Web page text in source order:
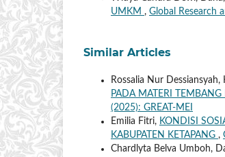
UMKM , Global Research
Similar Articles
Rossalia Nur Dessiansyah,
PADA MATERI TEMBANG
(2025): GREAT-MEI
Emilia Fitri, KONDISI
KABUPATEN KETAPANG ,
Chardlyta Belva Umboh,